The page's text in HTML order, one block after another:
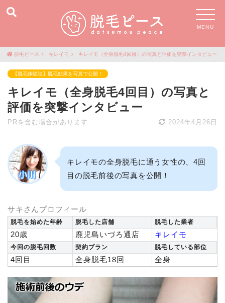
MENU
脱毛ピース キレイモ キレイモ（全身脱毛4回目）の写真と評価を突撃インタビュー
【脱毛体験談】脱毛効果を写真で公開！
キレイモ（全身脱毛4回目）の写真と
評価を突撃インタビュー
PRを含む場合があります 2024年4月26日
キレイモの全身脱毛に通う女性の、4回
目の脱毛前後の写真を公開！
サキさんプロフィール
脱毛を始めた年齢 脱毛した店舗 脱毛した業者
20歳 鹿児島いづろ通店 キレイモ
今回の脱毛回数 契約プラン 脱毛している部位
4回目 全身脱毛18回 全身